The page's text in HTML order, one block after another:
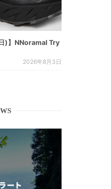
)】NNoramal Try
2026年8月3日